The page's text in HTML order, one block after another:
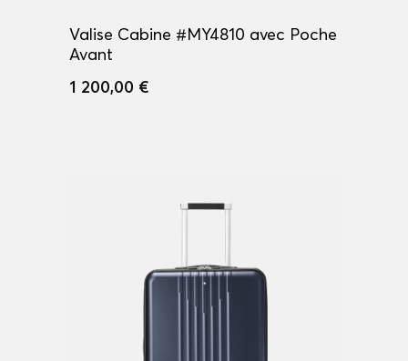
Valise Cabine #MY4810 avec Poche
Avant
1 200,00 €